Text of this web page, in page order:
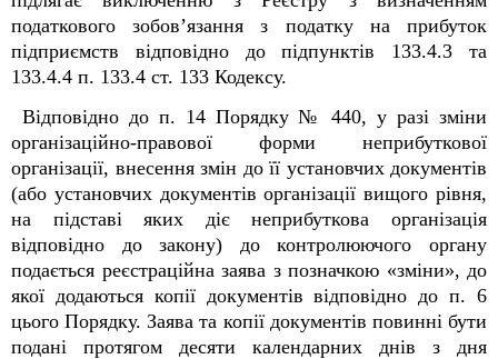
податкового зобов’язання з податку на прибуток
підприємств відповідно до підпунктів 133.4.3 та
133.4.4 п. 133.4 ст. 133 Кодексу.
Відповідно до п. 14 Порядку № 440, у разі зміни
організаційно-правової форми неприбуткової
організації, внесення змін до її установчих документів
(або установчих документів організації вищого рівня,
на підставі яких діє неприбуткова організація
відповідно до закону) до контролюючого органу
подається реєстраційна заява з позначкою «зміни», до
якої додаються копії документів відповідно до п. 6
цього Порядку. Заява та копії документів повинні бути
подані протягом десяти календарних днів з дня